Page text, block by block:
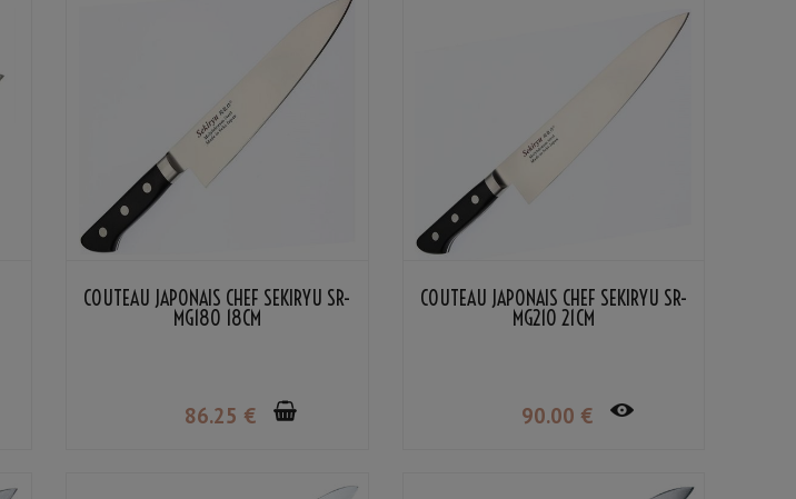
COUTEAU JAPONAIS CHEF SEKIRYU SR-
MG180 18CM
86.25 €
COUTEAU JAPONAIS CHEF SEKIRYU SR-
MG210 21CM
90.00 €